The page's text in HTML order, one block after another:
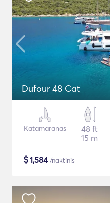
Dufour 48 Cat
Katamaranas
48 ft
15 m
$1,584/naktinis